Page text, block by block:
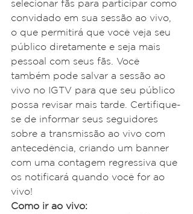
selecionar fãs para participar como
convidado em sua sessão ao vivo,
o que permitirá que você veja seu
público diretamente e seja mais
pessoal com seus fãs. Você
também pode salvar a sessão ao
vivo no IGTV para que seu público
possa revisar mais tarde. Certifique-
se de informar seus seguidores
sobre a transmissão ao vivo com
antecedência, criando um banner
com uma contagem regressiva que
os notificará quando você for ao
vivo!
Como ir ao vivo: